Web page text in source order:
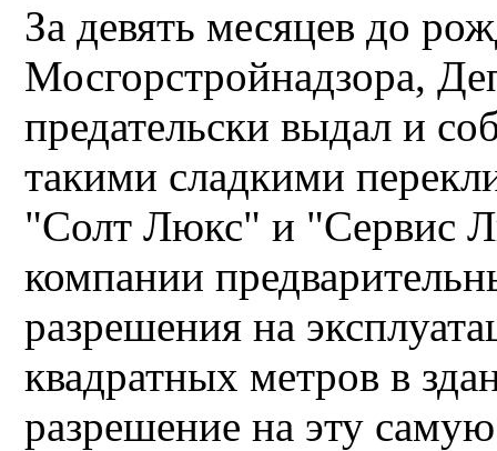
За девять месяцев до
Мосгорстройнадзора,
предательски выдал и
такими сладкими
"Солт Люкс" и "Сервис
компании
разрешения на
квадратных метров в
разрешение на эту